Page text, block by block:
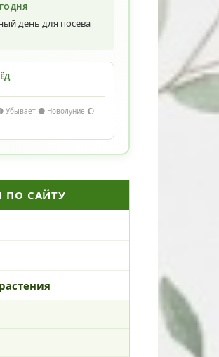
день для посева
Убывает 🌑 Новолуние 🌔
ПО САЙТУ